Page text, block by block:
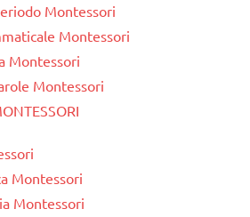
Montessori
Montessori
Montessori
Montessori
Montessori
Montessori